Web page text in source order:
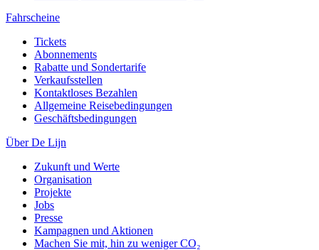
Fahrscheine
Tickets
Abonnements
Rabatte und Sondertarife
Verkaufsstellen
Kontaktloses Bezahlen
Allgemeine Reisebedingungen
Geschäftsbedingungen
Über De Lijn
Zukunft und Werte
Organisation
Projekte
Jobs
Presse
Kampagnen und Aktionen
Machen Sie mit, hin zu weniger CO₂